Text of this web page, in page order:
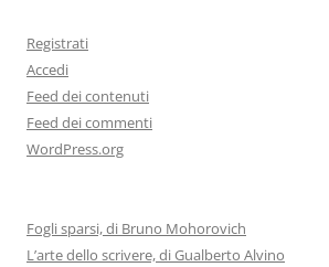
Registrati
Accedi
Feed dei contenuti
Feed dei commenti
WordPress.org
Fogli sparsi, di Bruno Mohorovich
L’arte dello scrivere, di Gualberto Alvino